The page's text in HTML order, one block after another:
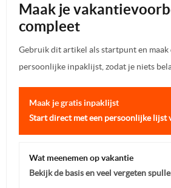
Maak je
compleet
Gebruik dit artikel als startpunt en maak
persoonlijke inpaklijst, zodat je niets
Maak je gratis inpaklijst
Start direct met een persoonlijke lijst
Wat meenemen op vakantie
Bekijk de basis en veel vergeten